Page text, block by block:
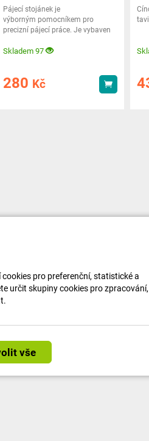
pro preferenční, statistické a
určit skupiny cookies pro zpracování,
Pájecí stojánek je
výborným pomocníkem pro
precizní pájecí práce. Je vybaven
Skladem 97
280 Kč Koupit